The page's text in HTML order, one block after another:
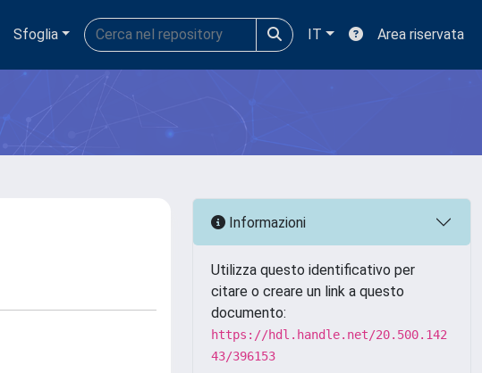
Sfoglia IT Area riservata
Informazioni
Utilizza questo identificativo per
citare o creare un link a questo
documento:
https://hdl.handle.net/20.500.142
43/396153